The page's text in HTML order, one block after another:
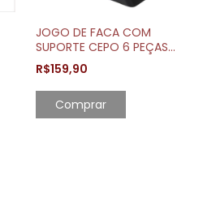
JOGO DE FACA COM
SUPORTE CEPO 6 PEÇAS
PLENUS - TRAMONTINA
R$159,90
Comprar